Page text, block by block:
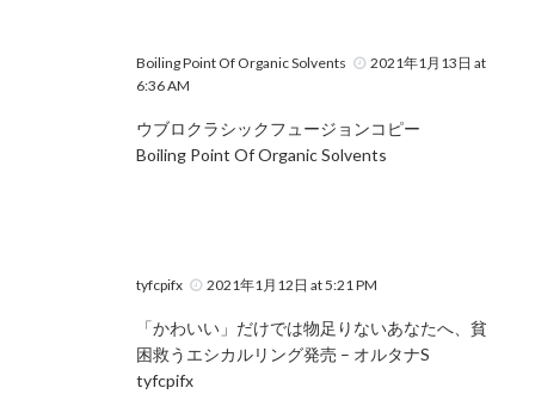
Boiling Point Of Organic Solvents
2021年1月13日 at
6:36 AM
ウブロクラシックフュージョンコピー
Boiling Point Of Organic Solvents
tyfcpifx 2021年1月12日 at 5:21 PM
「かわいい」だけでは物足りないあなたへ、貧
困救うエシカルリング発売 – オルタナS
tyfcpifx